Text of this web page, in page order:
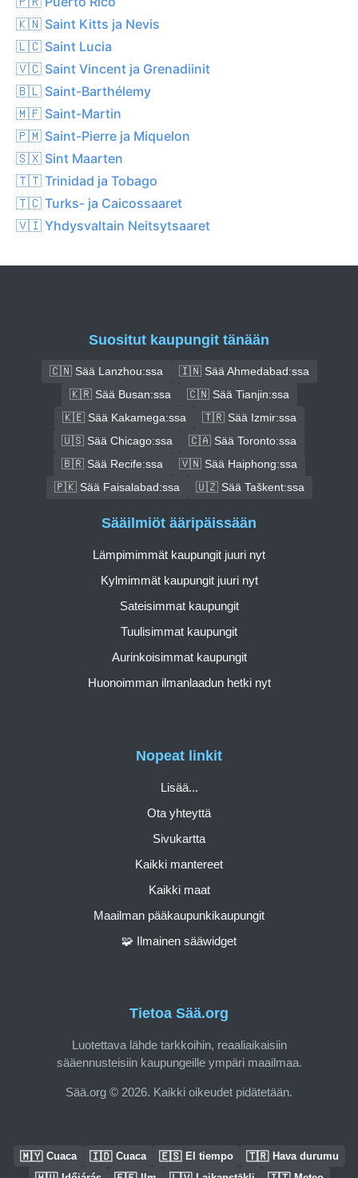
🇰🇳 Saint Kitts ja Nevis
🇱🇨 Saint Lucia
🇻🇨 Saint Vincent ja Grenadiinit
🇧🇱 Saint-Barthélemy
🇲🇫 Saint-Martin
🇵🇲 Saint-Pierre ja Miquelon
🇸🇽 Sint Maarten
🇹🇹 Trinidad ja Tobago
🇹🇨 Turks- ja Caicossaaret
🇻🇮 Yhdysvaltain Neitsytsaaret
Suositut kaupungit tänään
🇨🇳 Sää Lanzhou:ssa
🇮🇳 Sää Ahmedabad:ssa
🇰🇷 Sää Busan:ssa
🇨🇳 Sää Tianjin:ssa
🇰🇪 Sää Kakamega:ssa
🇹🇷 Sää Izmir:ssa
🇺🇸 Sää Chicago:ssa
🇨🇦 Sää Toronto:ssa
🇧🇷 Sää Recife:ssa
🇻🇳 Sää Haiphong:ssa
🇵🇰 Sää Faisalabad:ssa
🇺🇿 Sää Taškent:ssa
Tietoa Sää.org
Luotettava lähde tarkkoihin, reaaliaikaisiin
sääennusteisiin kaupungeille ympäri maailmaa.
Sää.org © 2026. Kaikki oikeudet pidätetään.
Nopeat linkit
Lisää...
Ota yhteyttä
Sivukartta
Kaikki mantereet
Kaikki maat
Maailman pääkaupunkikaupungit
🧩 Ilmainen sääwidget
Sääilmiöt ääripäissään
Lämpimimmät kaupungit juuri nyt
Kylmimmät kaupungit juuri nyt
Sateisimmat kaupungit
Tuulisimmat kaupungit
Aurinkoisimmat kaupungit
Huonoimman ilmanlaadun hetki nyt
🇲🇾 Cuaca 🇮🇩 Cuaca 🇪🇸 El tiempo 🇹🇷 Hava durumu